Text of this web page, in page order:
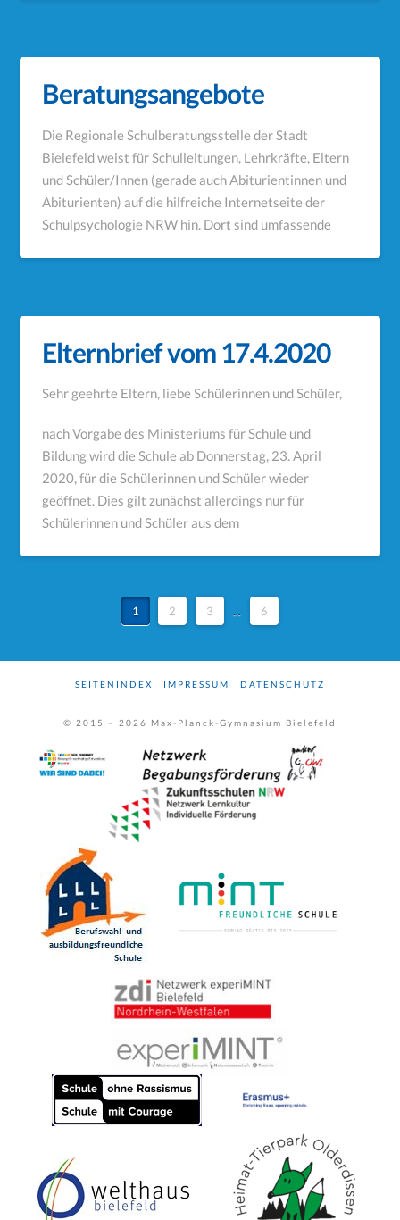
Beratungsangebote
Die Regionale Schulberatungsstelle der Stadt
Bielefeld weist für Schulleitungen, Lehrkräfte, Eltern
und Schüler/Innen (gerade auch Abiturientinnen und
Abiturienten) auf die hilfreiche Internetseite der
Schulpsychologie NRW hin. Dort sind umfassende
Elternbrief vom 17.4.2020
Sehr geehrte Eltern, liebe Schülerinnen und Schüler,
nach Vorgabe des Ministeriums für Schule und
Bildung wird die Schule ab Donnerstag, 23. April
2020, für die Schülerinnen und Schüler wieder
geöffnet. Dies gilt zunächst allerdings nur für
Schülerinnen und Schüler aus dem
1 2 3 ... 6
SEITENINDEX IMPRESSUM DATENSCHUTZ
© 2015 – 2026 Max-Planck-Gymnasium Bielefeld